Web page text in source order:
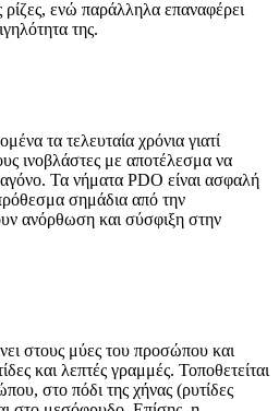
ρίζες, ενώ παράλληλα επαναφέρει
της.
τα τελευταία χρόνια γιατί
ινοβλάστες με αποτέλεσμα να
Τα νήματα PDO είναι ασφαλή
σημάδια από την
ανόρθωση και σύσφιξη στην
στους μύες του προσώπου και
και λεπτές γραμμές. Τοποθετείται
στο πόδι της χήνας (ρυτίδες